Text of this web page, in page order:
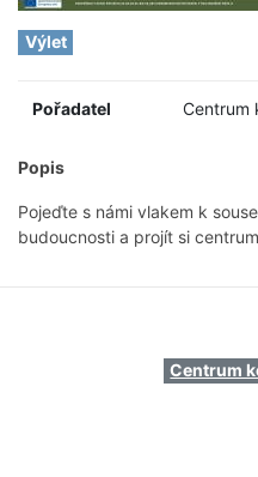
Výlet
Pořadatel Centrum
Popis
Pojeďte s námi vlakem k
budoucnosti a projít si
Centrum